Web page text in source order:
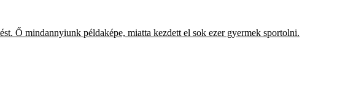
Ő mindannyiunk példaképe, miatta kezdett el sok ezer gyermek sportolni.